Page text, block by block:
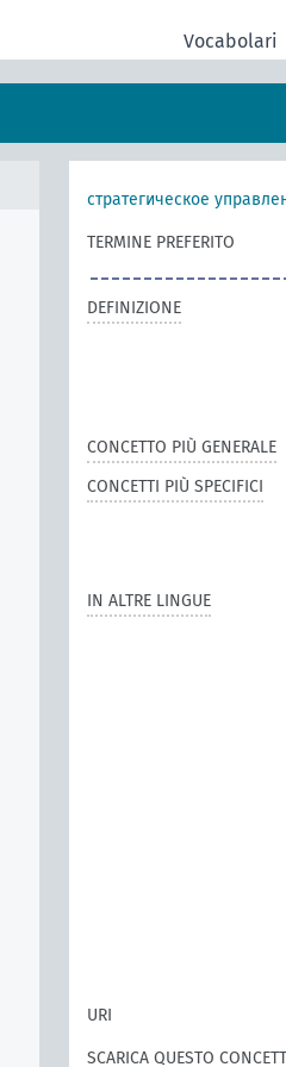
Vocabolari
стратегическое
TERMINE PREFERITO
DEFINIZIONE
CONCETTO PIÙ GENERALE
CONCETTI PIÙ SPECIFICI
IN ALTRE LINGUE
URI
SCARICA QUESTO